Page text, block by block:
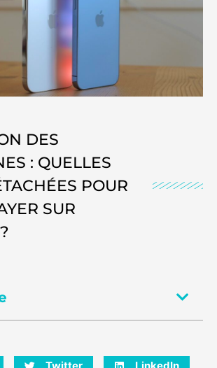
DES
: QUELLES
POUR
SUR